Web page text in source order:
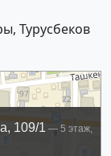
Турусбеков